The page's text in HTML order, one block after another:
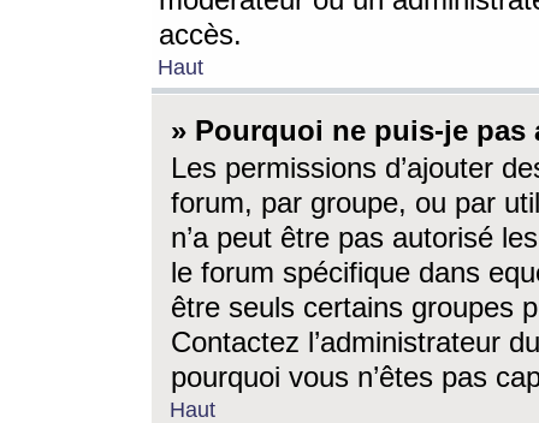
accès.
Haut
» Pourquoi ne puis-je
Les permissions d’ajouter
forum, par groupe, ou par
n’a peut être pas autorisé
le forum spécifique dans
être seuls certains groupes
Contactez l’administrateur
pourquoi vous n’êtes pas
Haut